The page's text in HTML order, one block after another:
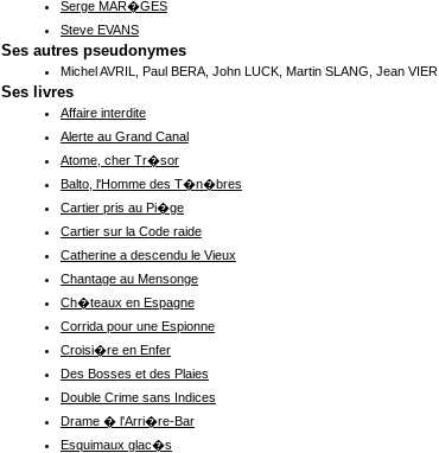
Serge MAR�GES
Steve EVANS
Ses autres pseudonymes
Michel AVRIL, Paul BERA, John LUCK, Martin SLANG, Jean VIER
Ses livres
Affaire interdite
Alerte au Grand Canal
Atome, cher Tr�sor
Balto, l'Homme des T�n�bres
Cartier pris au Pi�ge
Cartier sur la Code raide
Catherine a descendu le Vieux
Chantage au Mensonge
Ch�teaux en Espagne
Corrida pour une Espionne
Croisi�re en Enfer
Des Bosses et des Plaies
Double Crime sans Indices
Drame � l'Arri�re-Bar
Esquimaux glac�s